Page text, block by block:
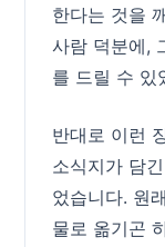
한다는 것을
사람 덕분에,
를 드릴 수 있
반대로 이런
소식지가 담
었습니다. 원
물로 옮기곤